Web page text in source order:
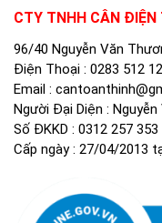
CTY TNHH CÂN ĐIỆN
96/40 Nguyễn Văn
Điện Thoại : 0283 512
Email :
Người Đại Diện :
Số ĐKKD : 0312 257 353
Cấp ngày : 27/04/2013